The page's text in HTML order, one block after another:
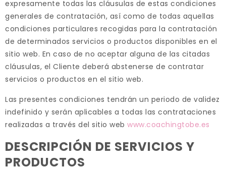
expresamente todas las cláusulas de estas condiciones
generales de contratación, así como de todas aquellas
condiciones particulares recogidas para la contratación
de determinados servicios o productos disponibles en el
sitio web. En caso de no aceptar alguna de las citadas
cláusulas, el Cliente deberá abstenerse de contratar
servicios o productos en el sitio web.
Las presentes condiciones tendrán un periodo de validez
indefinido y serán aplicables a todas las contrataciones
realizadas a través del sitio web www.coachingtobe.es
DESCRIPCIÓN DE SERVICIOS Y
PRODUCTOS